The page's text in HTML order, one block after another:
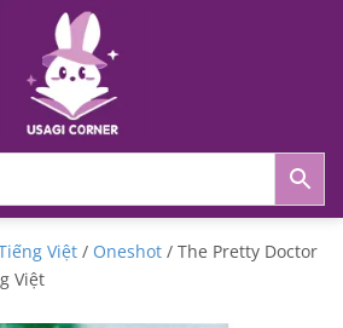
Việt / Oneshot / The Pretty Doctor
Việt